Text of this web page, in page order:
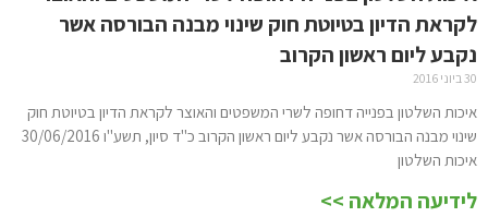
לקראת הדיון בטיוטת חוק שינוי מבנה הבורסה אשר
נקבע ליום ראשון הקרוב
30 ביוני 2016
איכות השלטון בפנייה דחופה לשרי המשפטים והאוצר לקראת הדיון בטיוטת חוק
שינוי מבנה הבורסה אשר נקבע ליום ראשון הקרוב כ"ד סיון, תשע"ו 30/06/2016
איכות השלטון
לידיעה המלאה >>